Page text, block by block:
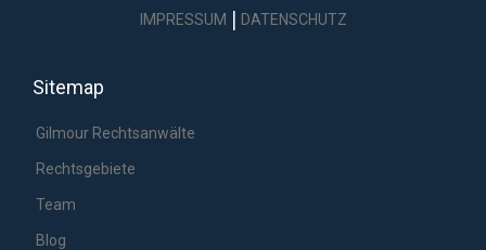
IMPRESSUM | DATENSCHUTZ
Sitemap
Gilmour Rechtsanwälte
Rechtsgebiete
Team
Blog